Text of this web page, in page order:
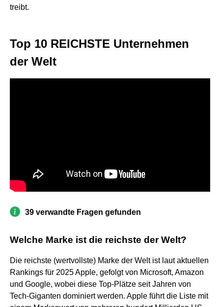
treibt.
Top 10 REICHSTE Unternehmen
der Welt
39 verwandte Fragen gefunden
Welche Marke ist die reichste der Welt?
Die reichste (wertvollste) Marke der Welt ist laut aktuellen
Rankings für 2025 Apple, gefolgt von Microsoft, Amazon
und Google, wobei diese Top-Plätze seit Jahren von
Tech-Giganten dominiert werden. Apple führt die Liste mit